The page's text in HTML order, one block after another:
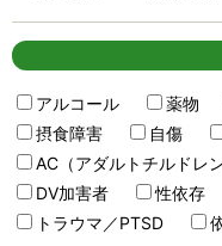
アルコール 薬物
摂食障害
自傷
AC（アダルトチルドレン
DV加害者
性依存
トラウマ／PTSD